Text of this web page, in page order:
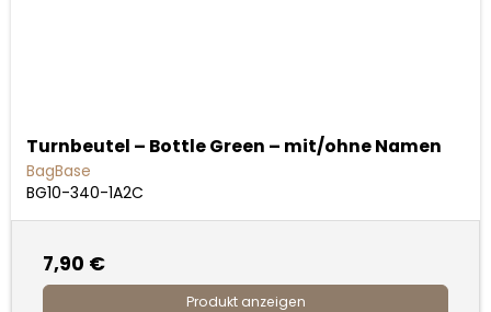
Turnbeutel – Bottle Green – mit/ohne Namen
BagBase
BG10-340-1A2C
7,90 €
Produkt anzeigen